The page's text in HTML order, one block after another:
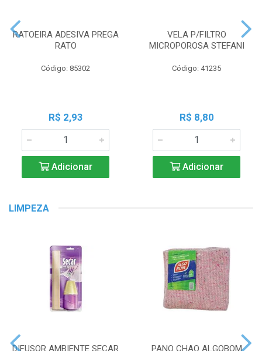
RATOEIRA ADESIVA PREGA
RATO
Código: 85302
R$ 2,93
Adicionar
VELA P/FILTRO
MICROPOROSA STEFANI
Código: 41235
R$ 8,80
Adicionar
LIMPEZA
DIFUSOR AMBIENTE SECAR PANO CHAO ALGOBOM